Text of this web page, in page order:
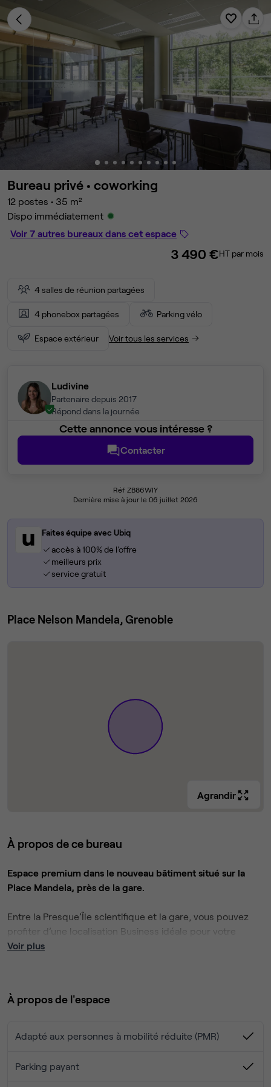
Bureau privé • coworking
12 postes • 35 m²
Dispo immédiatement
Voir 7 autres bureaux dans cet espace
3 490 €HT par mois
4 salles de réunion partagées
4 phonebox partagées Parking vélo
Espace extérieur Voir tous les services
Ludivine
Partenaire depuis 2017
Répond dans la journée
Cette annonce vous intéresse ?
Contacter
Réf ZB86WIY
Dernière mise à jour le 06 juillet 2026
Faites équipe avec Ubiq
accès à 100% de l'offre
meilleurs prix
service gratuit
Place Nelson Mandela, Grenoble
Agrandir
À propos de ce bureau
Espace premium dans le nouveau bâtiment situé sur la
Place Mandela, près de la gare.
Entre la Presque’Île scientifique et la gare, vous pouvez
profiter d’une localisation Business idéale pour votre
entreprise.
Sans bail, sans préavis, sans caution, sans engagement,
tous les besoins : n’hésitez pas à faire votre demande !
Voir plus
À propos de l'espace
Adapté aux personnes à mobilité réduite (PMR)
Parking payant